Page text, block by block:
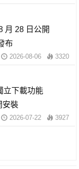
月 28 日公開
布
2026-08-06 3320
立下載功能
安裝
2026-07-22 3927